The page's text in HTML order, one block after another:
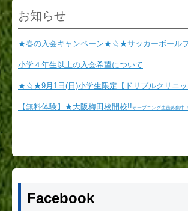
★春の入会キャンペーン★☆★サッカーボール
小学４年生以上の入会希望について
★☆★9月1日(日)小学生限定【ドリブルクリニッ
【無料体験】★大阪梅田校開校!!オープニング生徒募集中
Facebook